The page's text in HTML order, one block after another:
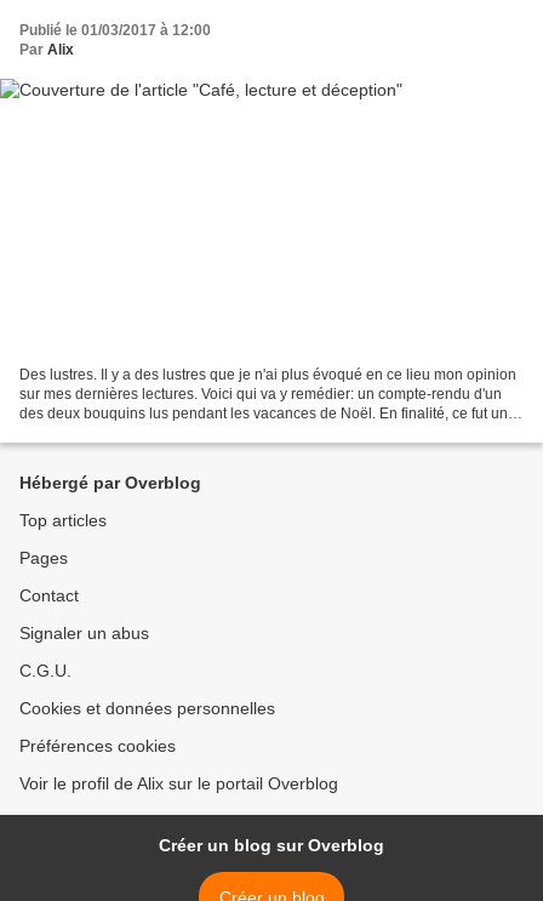
Publié le 01/03/2017 à 12:00
Par Alix
Des lustres. Il y a des lustres que je n'ai plus évoqué en ce lieu mon opinion
sur mes dernières lectures. Voici qui va y remédier: un compte-rendu d'un
des deux bouquins lus pendant les vacances de Noël. En finalité, ce fut un
Hébergé par Overblog
Top articles
Pages
Contact
Signaler un abus
C.G.U.
Cookies et données personnelles
Préférences cookies
Voir le profil de Alix sur le portail Overblog
Créer un blog sur Overblog